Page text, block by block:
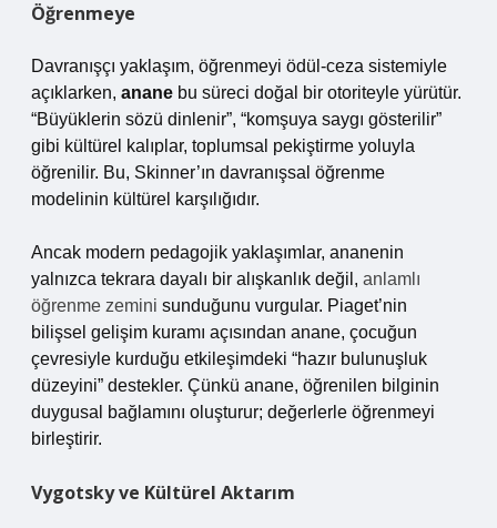
Öğrenmeye
Davranışçı yaklaşım, öğrenmeyi ödül-ceza sistemiyle
açıklarken, anane bu süreci doğal bir otoriteyle yürütür.
“Büyüklerin sözü dinlenir”, “komşuya saygı gösterilir”
gibi kültürel kalıplar, toplumsal pekiştirme yoluyla
öğrenilir. Bu, Skinner’ın davranışsal öğrenme
modelinin kültürel karşılığıdır.
Ancak modern pedagojik yaklaşımlar, ananenin
yalnızca tekrara dayalı bir alışkanlık değil, anlamlı
öğrenme zemini sunduğunu vurgular. Piaget’nin
bilişsel gelişim kuramı açısından anane, çocuğun
çevresiyle kurduğu etkileşimdeki “hazır bulunuşluk
düzeyini” destekler. Çünkü anane, öğrenilen bilginin
duygusal bağlamını oluşturur; değerlerle öğrenmeyi
birleştirir.
Vygotsky ve Kültürel Aktarım